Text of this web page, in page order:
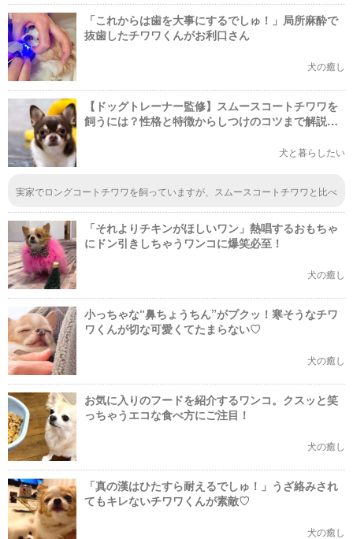
「これからは歯を大事にするでしゅ！」局所麻酔で
抜歯したチワワくんがお利口さん
犬の癒し
【ドッグトレーナー監修】スムースコートチワワを
飼うには？性格と特徴からしつけのコツまで解説
犬と暮らしたい
実家でロングコートチワワを飼っていますが、スムースコートチワワと比べ
と、キュるっとした表情が好きなので、ロングコートチワワ派なんですけど
ね。
「それよりチキンがほしいワン」熱唱するおもちゃ
にドン引きしちゃうワンコに爆笑必至！
犬の癒し
小っちゃな“鼻ちょうちん”がプクッ！寒そうなチワ
ワくんが切な可愛くてたまらない♡
犬の癒し
お気に入りのフードを紹介するワンコ。クスッと笑
っちゃうエコな食べ方にご注目！
犬の癒し
「真の漢はひたすら耐えるでしゅ！」うざ絡みされ
てもキレないチワワくんが素敵♡
犬の癒し